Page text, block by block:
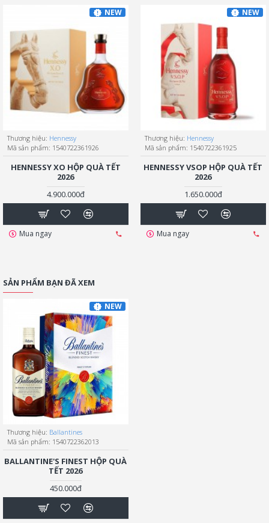
NEW
Thương hiệu: Hennessy
Mã sản phẩm: 1540722361926
HENNESSY XO HỘP QUÀ TẾT
2026
4.900.000đ
Mua ngay
NEW
Thương hiệu: Hennessy
Mã sản phẩm: 1540722361925
HENNESSY VSOP HỘP QUÀ TẾT
2026
1.650.000đ
Mua ngay
SẢN PHẨM BẠN ĐÃ XEM
NEW
Thương hiệu: Ballantines
Mã sản phẩm: 1540722362013
BALLANTINE'S FINEST HỘP QUÀ
TẾT 2026
450.000đ